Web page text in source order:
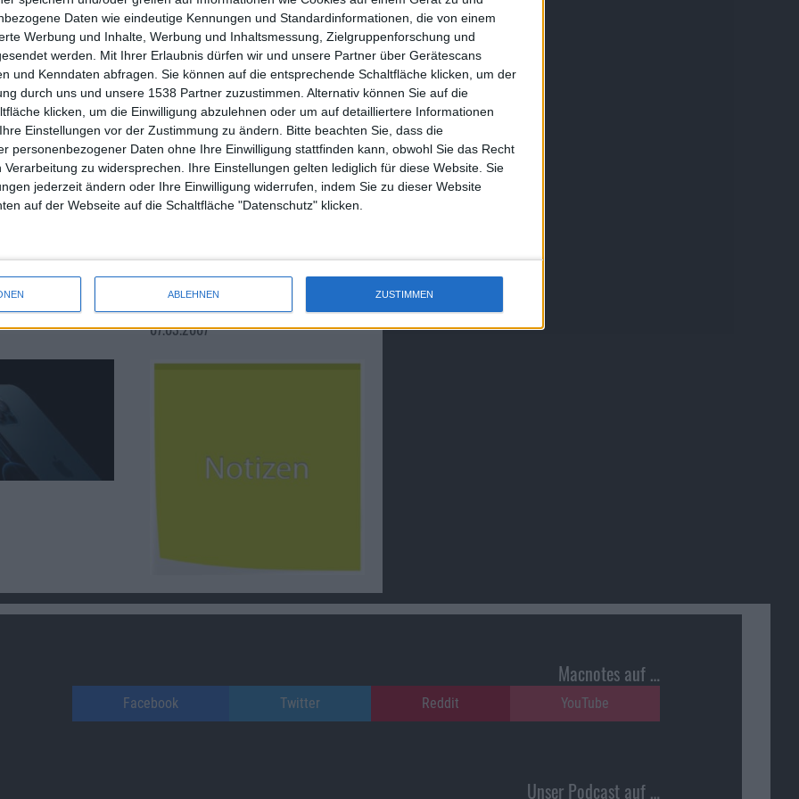
Daten wie eindeutige Kennungen und Standardinformationen, die von einem
Werbung und Inhalte, Werbung und Inhaltsmessung, Zielgruppenforschung und
werden.
Mit Ihrer Erlaubnis dürfen wir und unsere Partner über Gerätescans
und Kenndaten abfragen. Sie können auf die entsprechende Schaltfläche klicken, um der
durch uns und unsere 1538 Partner zuzustimmen. Alternativ können Sie auf die
klicken, um die Einwilligung abzulehnen oder um auf detailliertere Informationen
Einstellungen vor der Zustimmung zu ändern.
Bitte beachten Sie, dass die
personenbezogener Daten ohne Ihre Einwilligung stattfinden kann, obwohl Sie das Recht
Verarbeitung zu widersprechen. Ihre Einstellungen gelten lediglich für diese Website. Sie
jederzeit ändern oder Ihre Einwilligung widerrufen, indem Sie zu dieser Website
auf der Webseite auf die Schaltfläche "Datenschutz" klicken.
ABLEHNEN ZUSTIMMEN
bezahlt wurde, oder wessen Leben durch Kriminalität
dass es dafür eine App gibt“ , so der zynische
iMovie für iPhone: Videoschni…
Notizen: Spiele auf Apple TV und
mehr
07.03.2007
Macnotes auf …
Facebook Twitter Reddit YouTube
Unser Podcast auf …